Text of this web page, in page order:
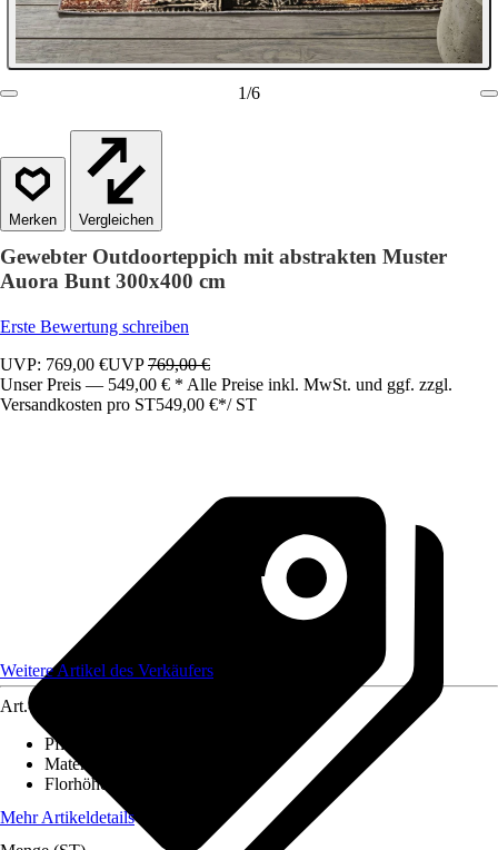
1/6
Vergleichen
Gewebter Outdoorteppich mit abstrakten Muster
Auora Bunt 300x400 cm
Erste Bewertung schreiben
UVP: 769,00 €UVP769,00 €
Unser Preis — 549,00 € * Alle Preise inkl. MwSt. und ggf. zzgl.
Versandkosten pro ST549,00 €*/ ST
Weitere Artikel des Verkäufers
Art.-Nr.
Pflegehinweis
Material
Florhöhe (ca.)
Mehr Artikeldetails